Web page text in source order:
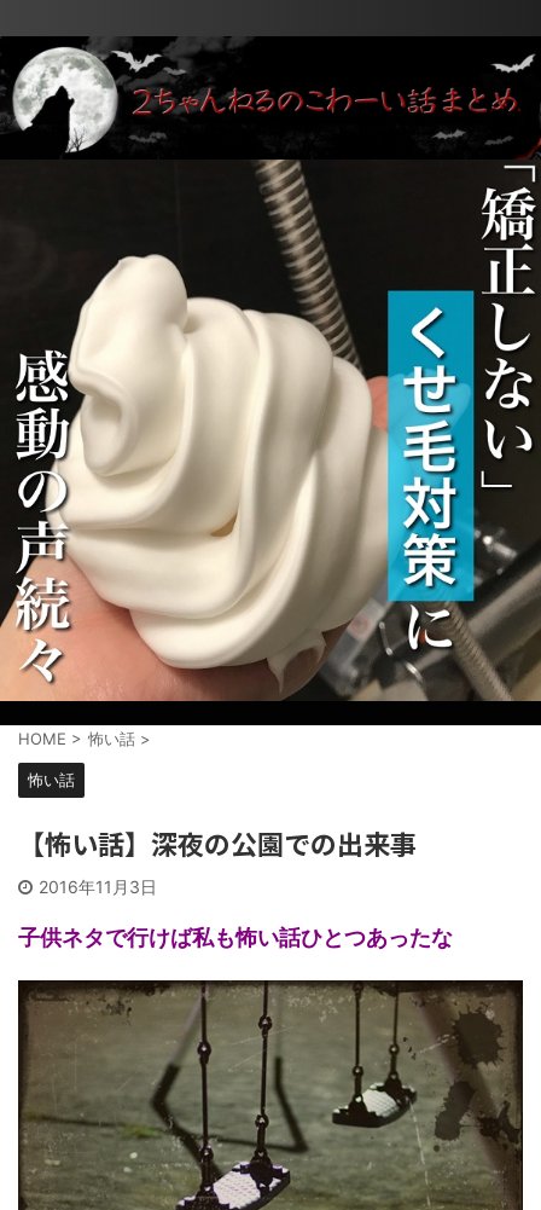
HOME > 怖い話 >
怖い話
【怖い話】深夜の公園での出来事
2016年11月3日
子供ネタで行けば私も怖い話ひとつあったな